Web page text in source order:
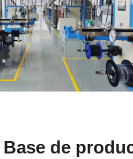
Base de